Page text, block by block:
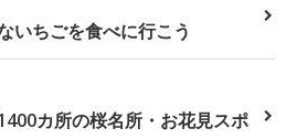
いちごを食べに行こう
カ所の桜名所・お花見スポ